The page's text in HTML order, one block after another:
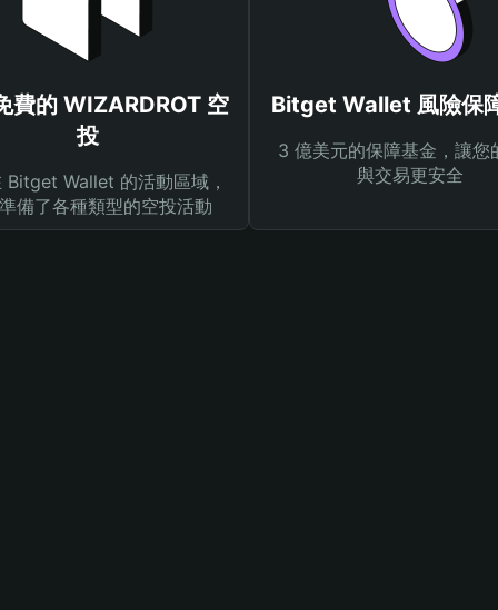
費的 WIZARDROT 空
投
Bitget Wallet 的活動區域，
備了各種類型的空投活動
Bitget Wallet 風險保
3 億美元的保障基金，讓您
與交易更安全